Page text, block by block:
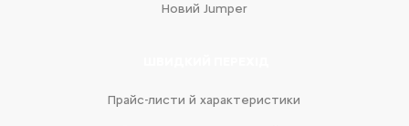
Новий Jumper
Прайс-листи й характеристики